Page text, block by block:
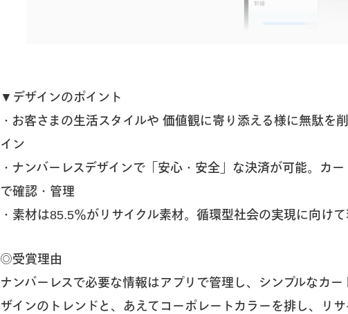
▼デザインのポイント
・お客さまの生活スタイルや 価値観に寄り添える様に無駄を
イン
・ナンバーレスデザインで「安心・安全」な決済が可能。カ
で確認・管理
・素材は85.5％がリサイクル素材。循環型社会の実現に向け
◎受賞理由
ナンバーレスで必要な情報はアプリで管理し、シンプルなカ
ザインのトレンドと、あえてコーポレートカラーを排し、リ